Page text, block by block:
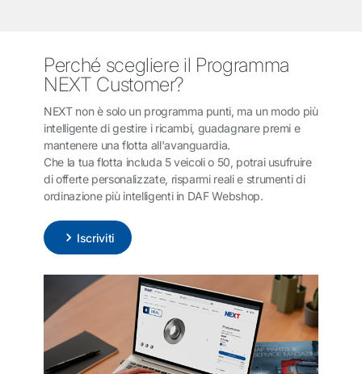
Perché scegliere il Programma
NEXT Customer?
NEXT non è solo un programma punti, ma un modo più
intelligente di gestire i ricambi, guadagnare premi e
mantenere una flotta all'avanguardia.
Che la tua flotta includa 5 veicoli o 50, potrai usufruire
di offerte personalizzate, risparmi reali e strumenti di
ordinazione più intelligenti in DAF Webshop.
Iscriviti